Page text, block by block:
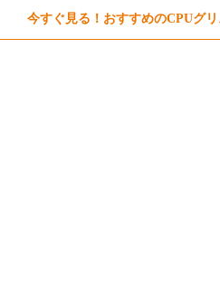
今すぐ見る！おすすめのCPUグリ